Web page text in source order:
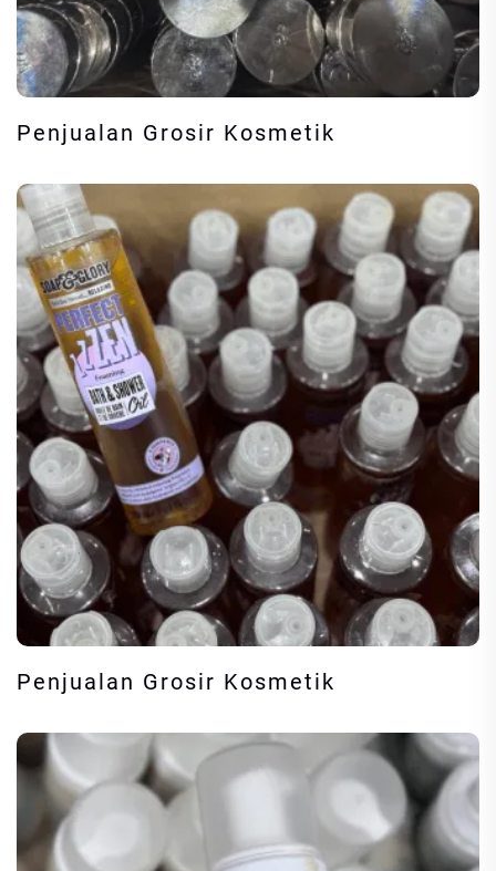
Penjualan Grosir Kosmetik
Penjualan Grosir Kosmetik